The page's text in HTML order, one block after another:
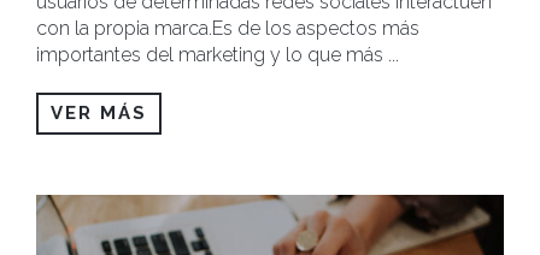
con la propia marca.Es de los aspectos más
importantes del marketing y lo que más ...
VER MÁS